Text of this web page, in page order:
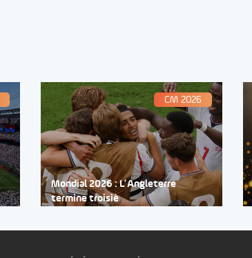
CM 2026
Mondial 2026 : L’Angleterre
termine troisiè